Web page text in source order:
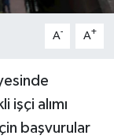
A- A+
işçi alımı
başvurular